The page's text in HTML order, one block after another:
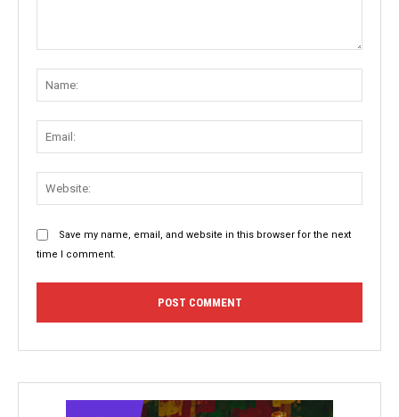
Save my name, email, and website in this browser for the next
time I comment.